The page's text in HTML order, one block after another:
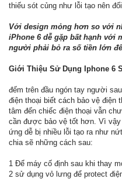
thiếu sót củng như lỗi tạo nên
Với design mỏng hơn so với
iPhone 6 dễ gặp bất hạnh với
người phải bỏ ra số tiền lớn
Giới Thiệu Sử Dụng Iphone 6
đếm trên đầu ngón tay người
điện thoại biết cách bảo vệ điện
tâm đến chiếc điện thoại vẫn
cần được bảo vệ tốt hơn. Vì
ứng dễ bị nhiều lỗi tạo ra như
chia sẽ những cách sau:
1 Để máy cố định sau khi thay
2 sử dụng vỏ lưng để protect